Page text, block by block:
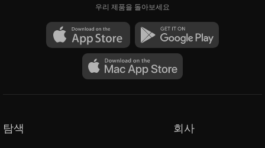
우리 제품을 돌아보세요
탐색 회사